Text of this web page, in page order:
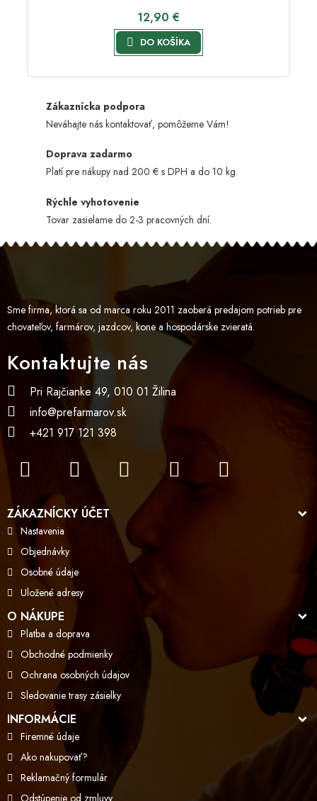
12,90 €

DO KOŠÍKA
Zákaznícka podpora
Neváhajte nás kontaktovať, pomôžeme Vám!
Doprava zadarmo
Platí pre nákupy nad 200 € s DPH a do 10 kg.
Rýchle vyhotovenie
Tovar zasielame do 2-3 pracovných dní.
Sme firma, ktorá sa od marca roku 2011 zaoberá predajom potrieb pre
chovateľov, farmárov, jazdcov, kone a hospodárske zvieratá.
Kontaktujte nás
Pri Rajčianke 49, 010 01 Žilina
info@prefarmarov.sk
+421 917 121 398
ZÁKAZNÍCKY ÚČET
Nastavenia
Objednávky
Osobné údaje
Uložené adresy
O NÁKUPE
Platba a doprava
Obchodné podmienky
Ochrana osobných údajov
Sledovanie trasy zásielky
INFORMÁCIE
Firemné údaje
Ako nakupovať?
Reklamačný formulár